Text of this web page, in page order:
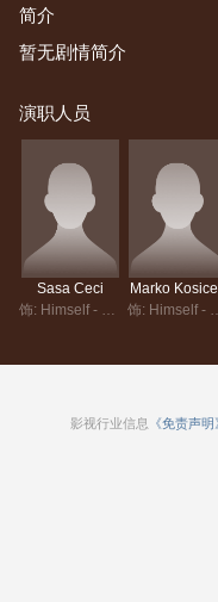
简介
暂无剧情简介
演职人员
Sasa Ceci
Marko
影视行业信息 《免责声明